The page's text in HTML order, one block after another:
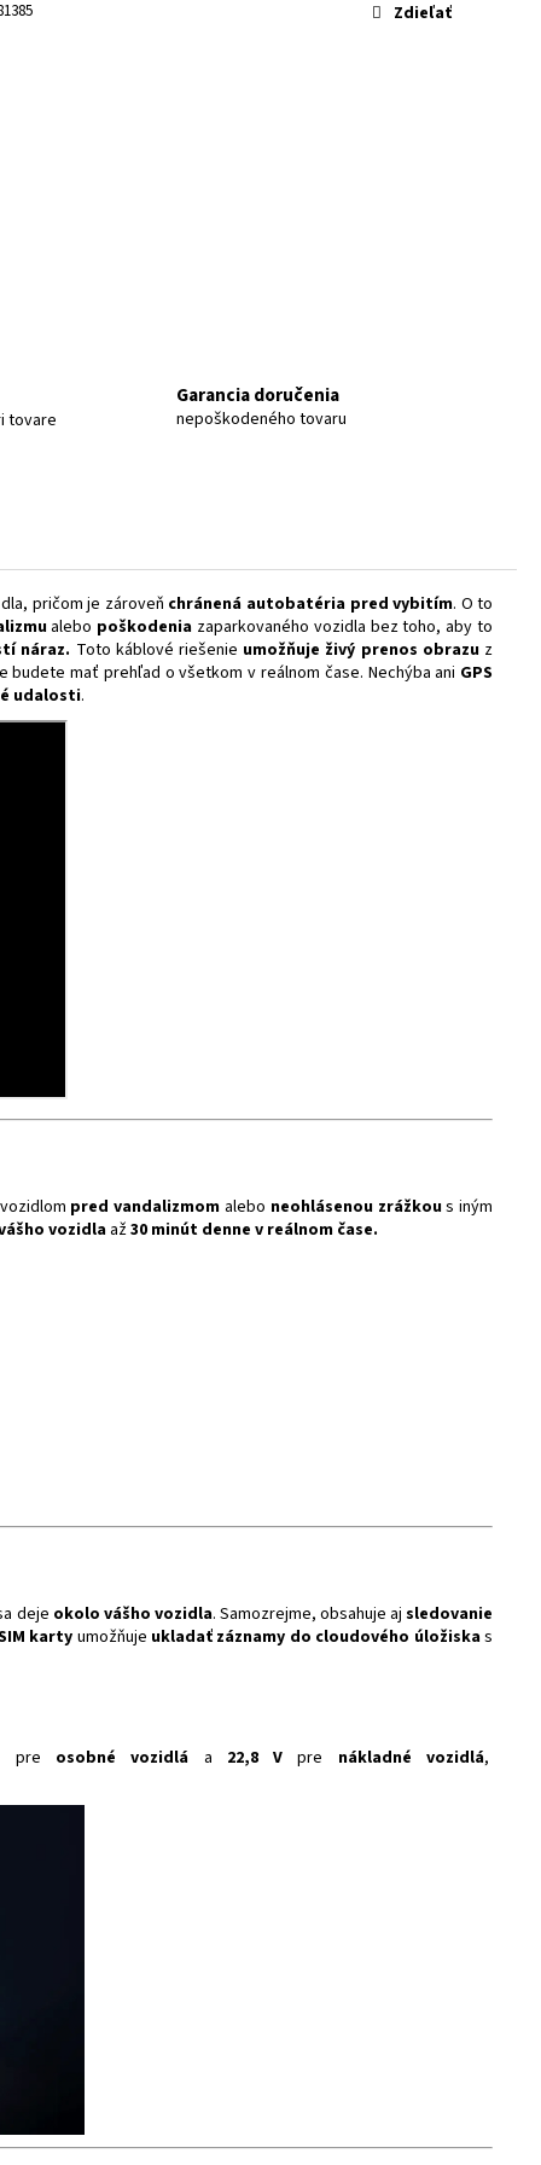
Zdieľať
tovare
Garancia doručenia
nepoškodeného tovaru
pričom je zároveň chránená autobatéria pred vybitím. O to
alebo poškodenia zaparkovaného vozidla bez toho, aby to
náraz. Toto káblové riešenie umožňuje živý prenos obrazuz
budete mať prehľad o všetkom v reálnom čase. Nechýba ani GPS
udalosti.
pred vandalizmom alebo neohlásenou zrážkous iným
vozidla až30 minút denne v reálnom čase.
deje okolo vášho vozidla. Samozrejme, obsahuje aj sledovanie
karty umožňuje ukladať záznamy do cloudového úložiskas
pre osobné vozidlá a 22,8 V pre nákladné vozidlá,